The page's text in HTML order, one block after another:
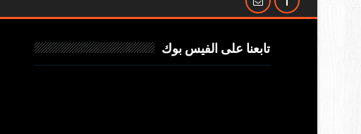
تابعنا على الفيس بوك